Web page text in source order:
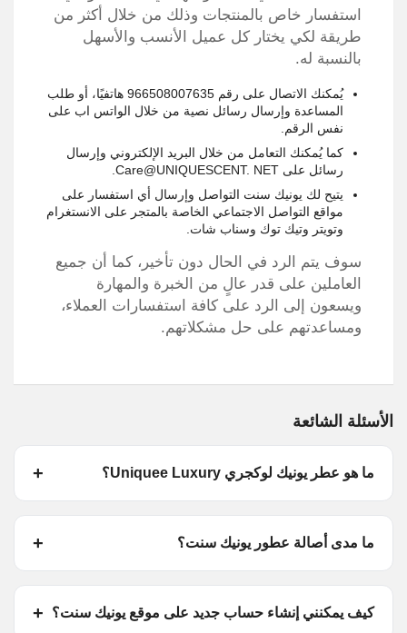
استفسار خاص بالمنتجات وذلك من خلال أكثر من
طريقة لكي يختار كل عميل الأنسب والأسهل
بالنسبة له.
يُمكنك الاتصال على رقم 966508007635 هاتفيًا، أو طلب
المساعدة وإرسال رسائل نصية من خلال الواتس اب على
نفس الرقم.
كما يُمكنك التعامل من خلال البريد الإلكتروني وإرسال
رسائل على Care@UNIQUESCENT. NET.
يتيح لك يونيك سنت التواصل وإرسال أي استفسار على
مواقع التواصل الاجتماعي الخاصة بالمتجر على الانستغرام
وتويتر وتيك توك وسناب شات.
سوف يتم الرد في الحال دون تأخير، كما أن جميع
العاملين على قدر عالٍ من الخبرة والمهارة
ويسعون إلى الرد على كافة استفسارات العملاء،
ومساعدتهم على حل مشكلاتهم.
الأسئلة الشائعة
ما هو عطر يونيك لوكجري Uniquee Luxury؟
ما مدى أصالة عطور يونيك سنت؟
كيف يمكنني إنشاء حساب جديد على موقع يونيك سنت؟